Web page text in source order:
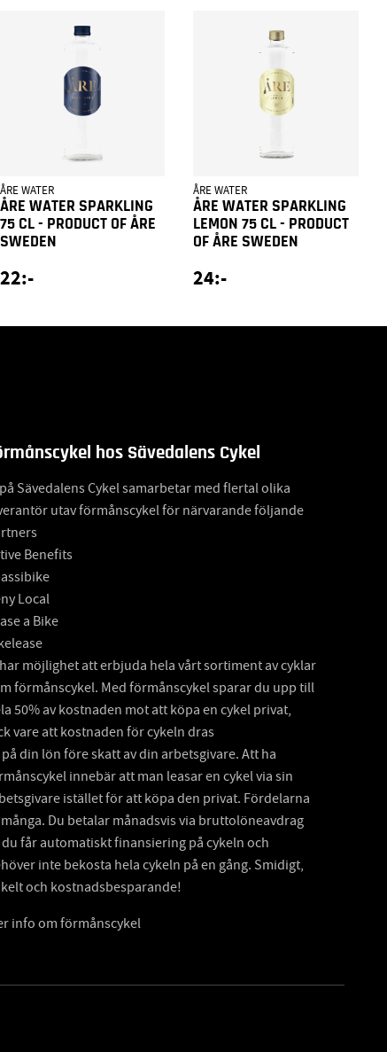
ÅRE WATER
ÅRE WATER SPARKLING
75 CL - PRODUCT OF ÅRE
SWEDEN
22:-
ÅRE WATER
ÅRE WATER SPARKLING
LEMON 75 CL - PRODUCT
OF ÅRE SWEDEN
24:-
hos Sävedalens Cykel
Sävedalens Cykel samarbetar med flertal olika
utav förmånscykel för närvarande följande
Benefits
Local
a Bike
möjlighet att erbjuda hela vårt sortiment av cyklar
förmånscykel. Med förmånscykel sparar du upp till
50% av kostnaden mot att köpa en cykel privat,
vare att kostnaden för cykeln dras
på din lön före skatt av din arbetsgivare. Att ha
innebär att man leasar en cykel via sin
istället för att köpa den privat. Fördelarna
Du betalar månadsvis via bruttolöneavdrag
du får automatiskt finansiering på cykeln och
inte bekosta hela cykeln på en gång. Smidigt,
och kostnadsbesparande!
info om förmånscykel